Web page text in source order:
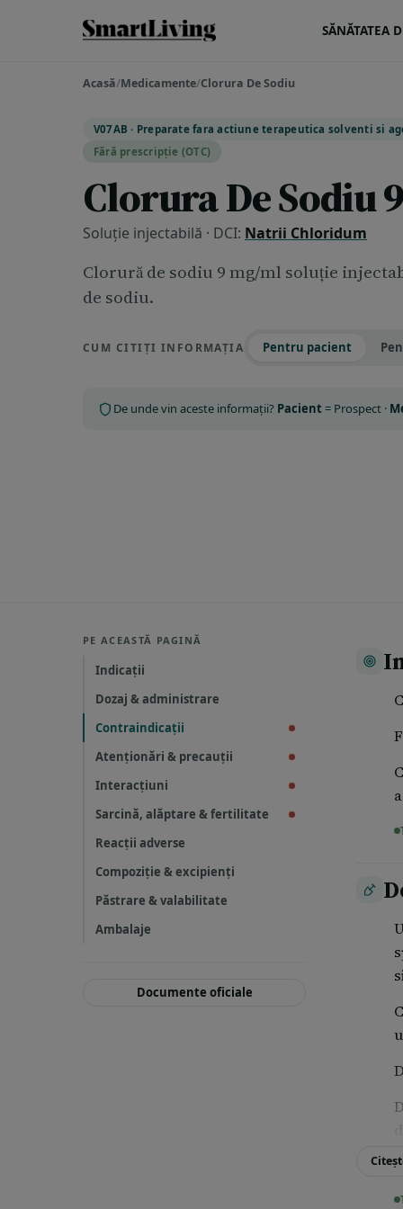
SĂNĂTATEA
Acasă/Medicamente/Clorura De Sodiu
V07AB · Preparate fara actiune terapeutica solventi si
Fără prescripție (OTC)
Clorura De Sodiu
Soluție injectabilă · DCI: Natrii Chloridum
Clorură de sodiu 9 mg/ml soluţie
de sodiu.
CUM CITIȚI INFORMAȚIA Pentru pacient
De unde vin aceste informații? Pacient = Prospect ·
PE ACEASTĂ PAGINĂ
Indicații
Dozaj & administrare
Contraindicații
Atenționări & precauții
Interacțiuni
Sarcină, alăptare & fertilitate
Reacții adverse
Compoziție & excipienți
Păstrare & valabilitate
Ambalaje
Documente oficiale